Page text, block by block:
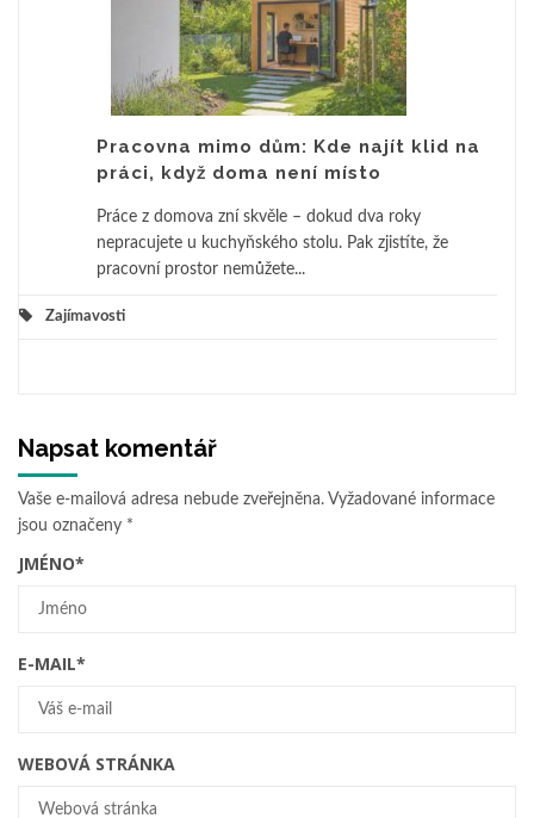
Pracovna mimo dům: Kde najít klid na
práci, když doma není místo
Práce z domova zní skvěle – dokud dva roky
nepracujete u kuchyňského stolu. Pak zjistíte, že
pracovní prostor nemůžete...
Zajímavosti
Napsat komentář
Vaše e-mailová adresa nebude zveřejněna. Vyžadované informace
jsou označeny *
JMÉNO*
E-MAIL*
WEBOVÁ STRÁNKA